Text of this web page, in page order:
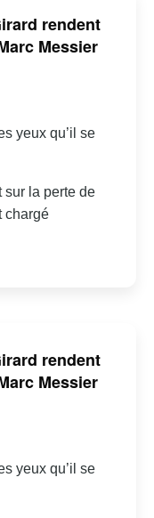
rendent
Messier
yeux qu’il se
sur la perte de
chargé
rendent
Messier
yeux qu’il se